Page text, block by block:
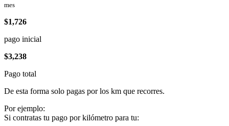
mes
$1,726
pago inicial
$3,238
Pago total
De esta forma solo pagas por los km que recorres.
Por ejemplo:
Si contratas tu pago por kilómetro para tu: